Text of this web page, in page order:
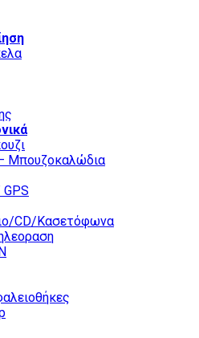
Μπουζοκαλώδια
CD/Κασετόφωνα